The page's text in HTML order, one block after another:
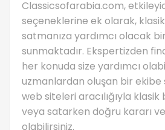
Classicsofarabia.com,
seçeneklerine ek olarak,
satmanıza yardımcı olacak
sunmaktadır. Ekspertizden
her konuda size yardımcı
uzmanlardan oluşan bir
web siteleri aracılığıyla
veya satarken doğru kararı
olabilirsiniz.